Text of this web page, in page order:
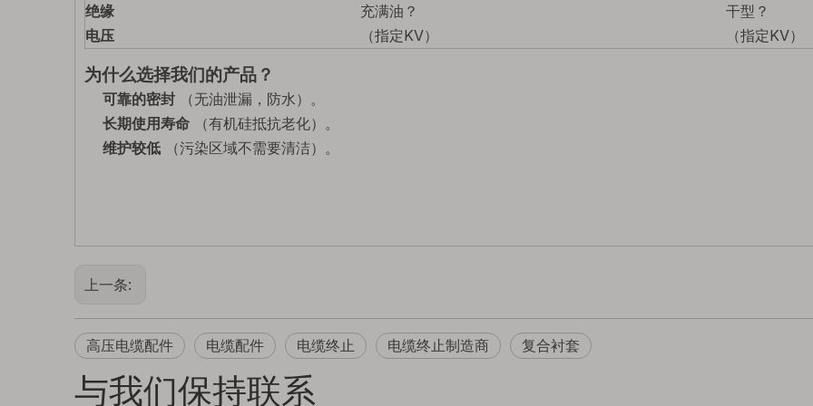
绝缘 充满油？
干型？
电压
（指定KV） （指定KV）
为什么选择我们的产品？
可靠的密封 （无油泄漏，防水）。
长期使用寿命 （有机硅抵抗老化）。
维护较低 （污染区域不需要清洁）。
上一条:
高压电缆配件 电缆配件 电缆终止 电缆终止制造商 复合衬套
与我们保持联系